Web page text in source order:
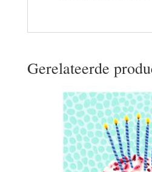
Gerelateerde